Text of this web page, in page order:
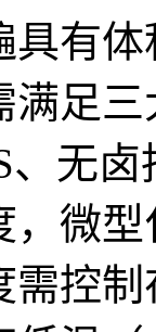
具有
满足
、无
微
控